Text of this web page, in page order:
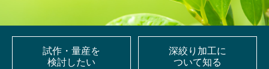
試作・量産を
検討したい
深絞り加工に
ついて知る